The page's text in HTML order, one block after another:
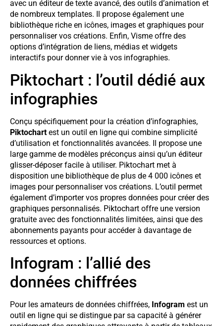
avec un éditeur de texte avancé, des outils d’animation et
de nombreux templates. Il propose également une
bibliothèque riche en icônes, images et graphiques pour
personnaliser vos créations. Enfin, Visme offre des
options d’intégration de liens, médias et widgets
interactifs pour donner vie à vos infographies.
Piktochart : l’outil dédié aux
infographies
Conçu spécifiquement pour la création d’infographies,
Piktochart est un outil en ligne qui combine simplicité
d’utilisation et fonctionnalités avancées. Il propose une
large gamme de modèles préconçus ainsi qu’un éditeur
glisser-déposer facile à utiliser. Piktochart met à
disposition une bibliothèque de plus de 4 000 icônes et
images pour personnaliser vos créations. L’outil permet
également d’importer vos propres données pour créer des
graphiques personnalisés. Piktochart offre une version
gratuite avec des fonctionnalités limitées, ainsi que des
abonnements payants pour accéder à davantage de
ressources et options.
Infogram : l’allié des
données chiffrées
Pour les amateurs de données chiffrées, Infogram est un
outil en ligne qui se distingue par sa capacité à générer